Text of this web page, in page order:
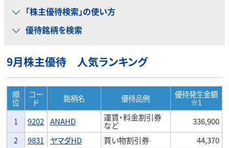
「株主優待検索」の使い方
優待銘柄を検索
9月株主優待 人気ランキング
順
位
コー
ド 銘柄名 優待品例 優待発生金額
※1
1
9202 ANAHD 運賃・料金割引券
など
336,900
2
9831 ヤマダHD 買い物割引券
44,370